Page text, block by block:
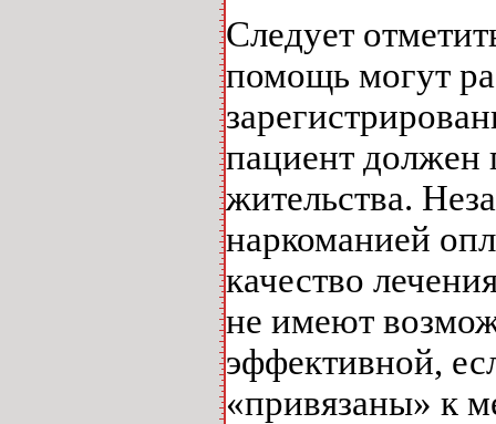
Следует
помощь могут
пациент должен
жительства.
наркоманией
качество
не имеют
эффективной,
«привязаны» к